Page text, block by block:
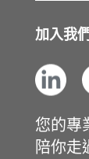
加入我們
您的專
陪你走